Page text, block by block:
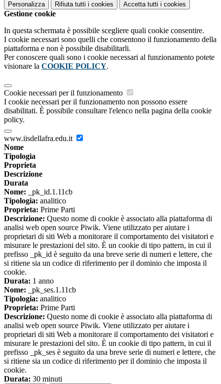
Personalizza Rifiuta tutti i cookies Accetta tutti i cookies
Gestione cookie
In questa schermata è possibile scegliere quali cookie consentire.
I cookie necessari sono quelli che consentono il funzionamento della
piattaforma e non è possibile disabilitarli.
Per conoscere quali sono i cookie necessari al funzionamento potete
visionare la COOKIE POLICY.
Cookie necessari per il funzionamento
I cookie necessari per il funzionamento non possono essere
disabilitati. È possibile consultare l'elenco nella pagina della cookie
policy.
www.iisdellafra.edu.it
Nome
Tipologia
Proprieta
Descrizione
Durata
Nome: _pk_id.1.11cb
Tipologia: analitico
Proprieta: Prime Parti
Descrizione: Questo nome di cookie è associato alla piattaforma di
analisi web open source Piwik. Viene utilizzato per aiutare i
proprietari di siti Web a monitorare il comportamento dei visitatori e
misurare le prestazioni del sito. È un cookie di tipo pattern, in cui il
prefisso _pk_id è seguito da una breve serie di numeri e lettere, che
si ritiene sia un codice di riferimento per il dominio che imposta il
cookie.
Durata: 1 anno
Nome: _pk_ses.1.11cb
Tipologia: analitico
Proprieta: Prime Parti
Descrizione: Questo nome di cookie è associato alla piattaforma di
analisi web open source Piwik. Viene utilizzato per aiutare i
proprietari di siti Web a monitorare il comportamento dei visitatori e
misurare le prestazioni del sito. È un cookie di tipo pattern, in cui il
prefisso _pk_ses è seguito da una breve serie di numeri e lettere, che
si ritiene sia un codice di riferimento per il dominio che imposta il
cookie.
Durata: 30 minuti